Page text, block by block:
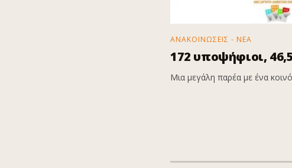
ΑΝΑΚΟΙΝΩΣΕΙΣ - ΝΕΑ
172 υποψήφιοι,
Μια μεγάλη παρέα με ένα